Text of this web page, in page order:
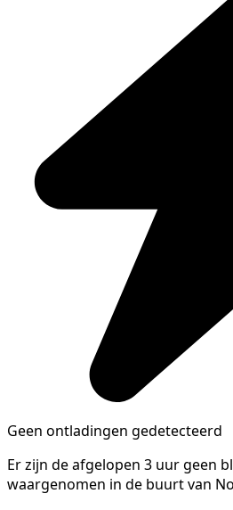
Geen ontladingen gedetecteerd
Er zijn de afgelopen 3 uur geen
waargenomen in de buurt van